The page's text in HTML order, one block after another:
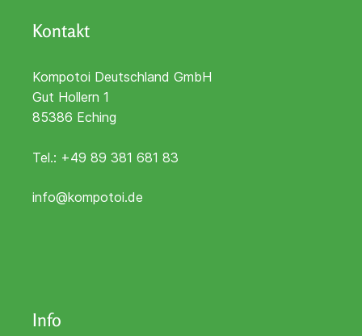
Kontakt
Kompotoi Deutschland GmbH
Gut Hollern 1
85386 Eching
Tel.: +49 89 381 681 83
info@kompotoi.de
Info